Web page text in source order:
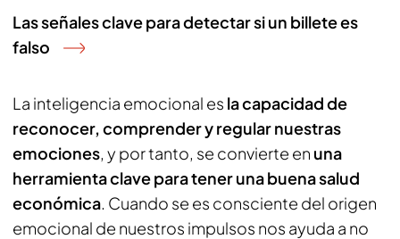
Las señales clave para detectar si un billete es
falso
La inteligencia emocional es la capacidad de
reconocer, comprender y regular nuestras
emociones, y por tanto, se convierte en una
herramienta clave para tener una buena salud
económica. Cuando se es consciente del origen
emocional de nuestros impulsos nos ayuda a no